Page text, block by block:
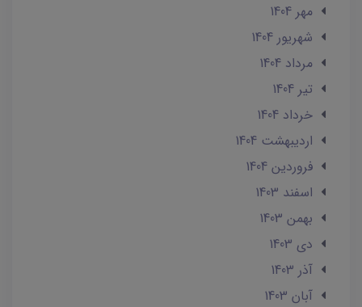
مهر 1404
شهریور 1404
مرداد 1404
تير 1404
خرداد 1404
ارديبهشت 1404
فروردین 1404
اسفند 1403
بهمن 1403
دی 1403
آذر 1403
آبان 1403